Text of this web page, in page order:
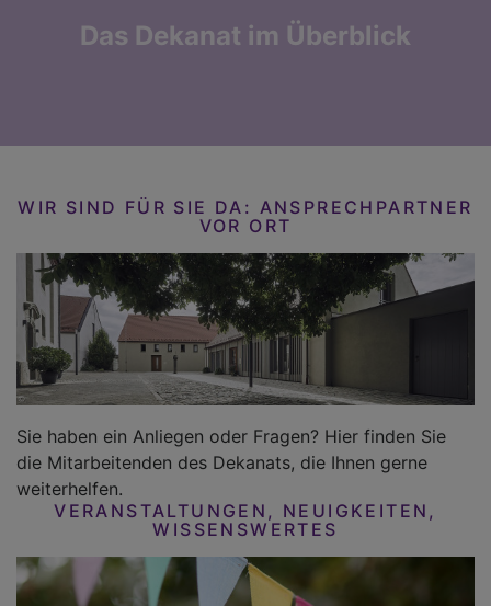
Das Dekanat im Überblick
WIR SIND FÜR SIE DA: ANSPRECHPARTNER
VOR ORT
Sie haben ein Anliegen oder Fragen? Hier finden Sie
die Mitarbeitenden des Dekanats, die Ihnen gerne
weiterhelfen.
VERANSTALTUNGEN, NEUIGKEITEN,
WISSENSWERTES